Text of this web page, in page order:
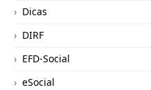
Dicas
DIRF
EFD-Social
eSocial